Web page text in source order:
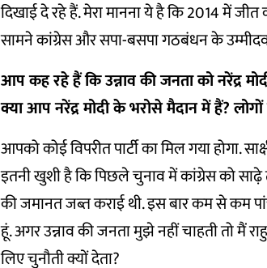
दिखाई दे रहे हैं. मेरा मानना ये है कि 2014 में
सामने कांग्रेस और सपा-बसपा गठबंधन के
आप कह रहे हैं कि उन्नाव की जनता को नरेंद्र
क्या आप नरेंद्र मोदी के भरोसे मैदान में हैं?
आपको कोई विपरीत पार्टी का मिल गया होगा.
इतनी खुशी है कि पिछले चुनाव में कांग्रेस को
की जमानत जब्त कराई थी. इस बार कम से कम
हूं. अगर उन्नाव की जनता मुझे नहीं चाहती तो मैं
लिए चुनौती क्यों देता?